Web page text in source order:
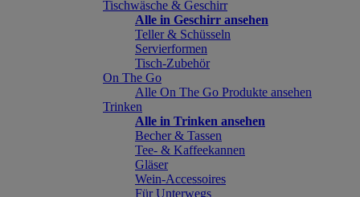
Tischwäsche & Geschirr
Alle in Geschirr ansehen
Teller & Schüsseln
Servierformen
Tisch-Zubehör
On The Go
Alle On The Go Produkte ansehen
Trinken
Alle in Trinken ansehen
Becher & Tassen
Tee- & Kaffeekannen
Gläser
Wein-Accessoires
Für Unterwegs